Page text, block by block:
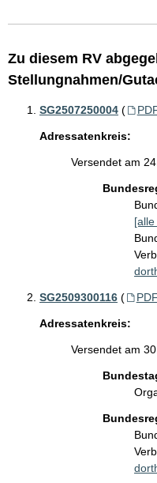
Zu diesem RV
Stellungnahmen/
SG2507250004 (
Adressatenkreis:
Versendet am
SG2509300116 (
Adressatenkreis:
Versendet am